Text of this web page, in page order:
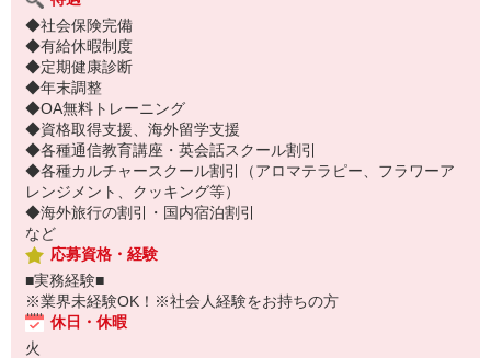
◆社会保険完備
◆有給休暇制度
◆定期健康診断
◆年末調整
◆OA無料トレーニング
◆資格取得支援、海外留学支援
◆各種通信教育講座・英会話スクール割引
◆各種カルチャースクール割引（アロマテラピー、フラワーア
レンジメント、クッキング等）
◆海外旅行の割引・国内宿泊割引
など
応募資格・経験
■実務経験■
※業界未経験OK！※社会人経験をお持ちの方
休日・休暇
火